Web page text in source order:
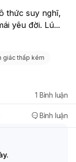
thức suy nghĩ,
yêu đời. Lú...
giác thấp kém
Bình luận
1 Bình luận